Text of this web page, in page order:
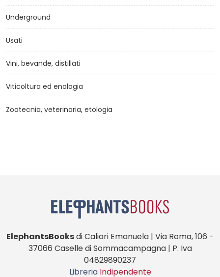
Underground
Usati
Vini, bevande, distillati
Viticoltura ed enologia
Zootecnia, veterinaria, etologia
ElephantsBooksdi Caliari Emanuela | Via Roma, 106 -
37066 Caselle di Sommacampagna | P. Iva
04829890237
Libreria Indipendente